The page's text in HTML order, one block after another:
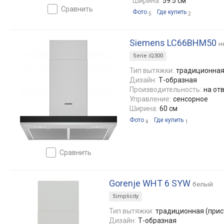
сравнить Фото 5 Где купить 2
сравнить
Siemens LC66BHM50
Serie iQ300
Тип вытяжки:
Дизайн: Т-образная
Производительность: на
Управление: сенсорное
Ширина: 60 см
Фото 4 Где купить 1
Gorenje WHT 6 SYW белый
Simplicity
Тип вытяжки: традиционная
Дизайн: Т-образная